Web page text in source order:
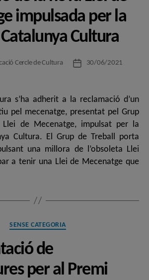
impulsada per la
Cultura
Cercle de Cultura
Data30/06/2021
s’ha adherit a la reclamació d’un
pel mecenatge, presentat pel Grup
de Mecenatge, impulsat per la
Cultura. El Grup de Treball porta
una millora de l’obsoleta Llei
a tenir una Llei de Mecenatge que
Categories
SENSE CATEGORIA
de
per al Premi